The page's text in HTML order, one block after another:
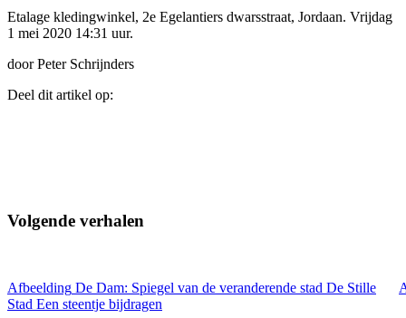
Etalage kledingwinkel, 2e Egelantiers dwarsstraat, Jordaan. Vrijdag
1 mei 2020 14:31 uur.
door Peter Schrijnders
Deel dit artikel op:
Volgende verhalen
Afbeelding De Dam: Spiegel van de veranderende stad De Stille
Stad Een steentje bijdragen